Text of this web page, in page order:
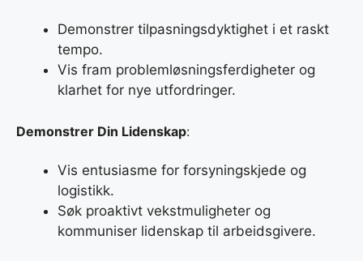
Demonstrer tilpasningsdyktighet i et raskt
tempo.
Vis fram problemløsningsferdigheter og
klarhet for nye utfordringer.
Demonstrer Din Lidenskap:
Vis entusiasme for forsyningskjede og
logistikk.
Søk proaktivt vekstmuligheter og
kommuniser lidenskap til arbeidsgivere.